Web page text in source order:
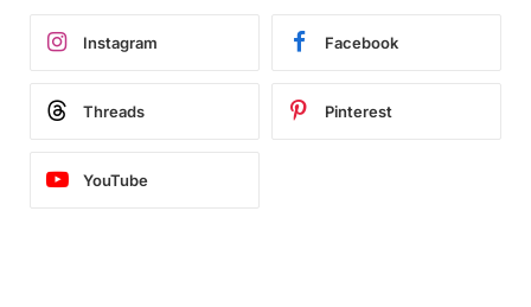
Instagram Facebook
Threads Pinterest
YouTube